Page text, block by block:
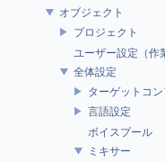
オブジェクト
プロジェクト
ユーザー設定（作
全体設定
ターゲットコ
言語設定
ボイスプール
ミキサー